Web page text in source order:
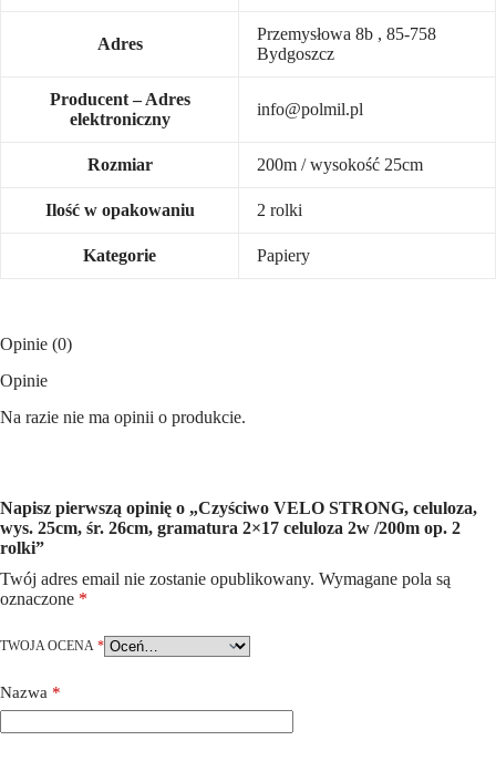
Adres
Przemysłowa 8b , 85-758
Bydgoszcz
Producent – Adres
elektroniczny
info@polmil.pl
Rozmiar 200m / wysokość 25cm
Ilość w opakowaniu 2 rolki
Kategorie Papiery
Opinie (0)
Opinie
Na razie nie ma opinii o produkcie.
Napisz pierwszą opinię o „Czyściwo VELO STRONG, celuloza,
wys. 25cm, śr. 26cm, gramatura 2×17 celuloza 2w /200m op. 2
rolki”
Twój adres email nie zostanie opublikowany. Wymagane pola są
oznaczone *
TWOJA OCENA *
Nazwa *